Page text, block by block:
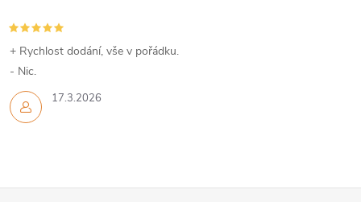
17.3.2026
+ Rychlost dodání, vše v pořádku.
- Nic.